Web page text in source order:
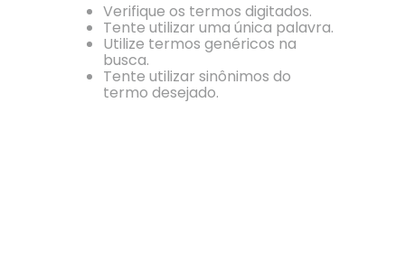
Verifique os termos digitados.
Tente utilizar uma única palavra.
Utilize termos genéricos na
busca.
Tente utilizar sinônimos do
termo desejado.